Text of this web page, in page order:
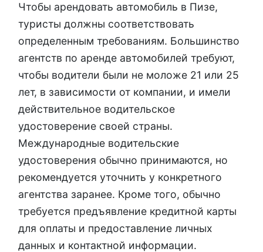
Чтобы арендовать автомобиль в Пизе,
туристы должны соответствовать
определенным требованиям. Большинство
агентств по аренде автомобилей требуют,
чтобы водители были не моложе 21 или 25
лет, в зависимости от компании, и имели
действительное водительское
удостоверение своей страны.
Международные водительские
удостоверения обычно принимаются, но
рекомендуется уточнить у конкретного
агентства заранее. Кроме того, обычно
требуется предъявление кредитной карты
для оплаты и предоставление личных
данных и контактной информации.